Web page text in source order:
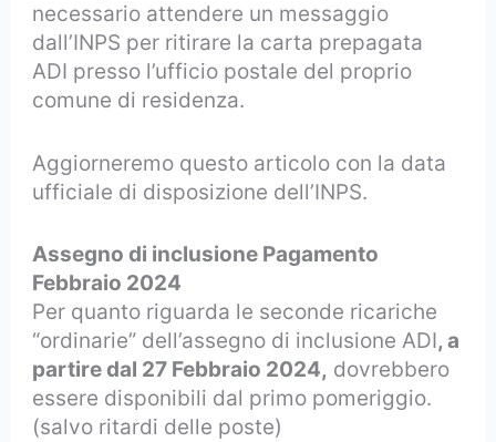
necessario attendere un messaggio
dall’INPS per ritirare la carta prepagata
ADI presso l’ufficio postale del proprio
comune di residenza.
Aggiorneremo questo articolo con la data
ufficiale di disposizione dell’INPS.
Assegno di inclusione Pagamento
Febbraio 2024
Per quanto riguarda le seconde ricariche
“ordinarie” dell’assegno di inclusione ADI, a
partire dal 27 Febbraio 2024, dovrebbero
essere disponibili dal primo pomeriggio.
(salvo ritardi delle poste)